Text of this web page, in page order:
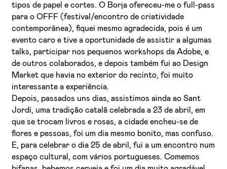
tipos de papel e cortes. O Borja ofereceu-me o full-pass
para o OFFF (festival/encontro de criatividade
contemporânea), fiquei mesmo agradecida, pois é um
evento caro e tive a oportunidade de assistir a algumas
talks, participar nos pequenos workshops da Adobe, e
de outros colaborados, e depois também fui ao Design
Market que havia no exterior do recinto, foi muito
interessante a experiência.
Depois, passados uns dias, assistimos ainda ao Sant
Jordi, uma tradição catalã celebrada a 23 de abril, em
que se trocam livros e rosas, a cidade encheu-se de
flores e pessoas, foi um dia mesmo bonito, mas confuso.
E, para celebrar o dia 25 de abril, fui a um encontro num
espaço cultural, com vários portugueses. Comemos